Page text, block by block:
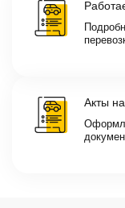
Акты на